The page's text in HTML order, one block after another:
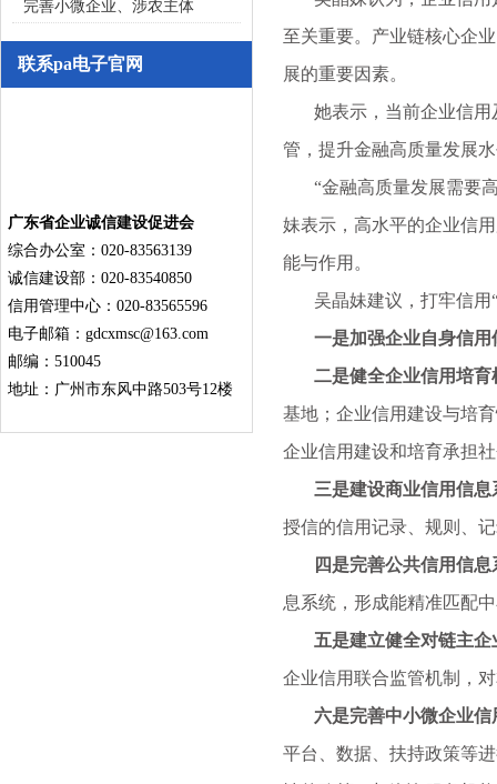
完善小微企业、涉农主体
联系pa电子官网
广东省企业诚信建设促进会
综合办公室：020-83563139
诚信建设部：020-83540850
信用管理中心：020-83565596
电子邮箱： gdcxmsc@163.com
邮编：510045
地址：广州市东风中路503号12楼
至关重要。产业链核心企
展的重要因素。
她表示，当前企业信用
管，提升金融高质量发展
“金融高质量发展需要高
妹表示，高水平的企业信
能与作用。
吴晶妹建议，打牢信用“
一是加强企业自身信用
二是健全企业信用培育
基地；企业信用建设与培
企业信用建设和培育承担
三是建设商业信用信息
授信的信用记录、规则、
四是完善公共信用信息
息系统，形成能精准匹配
五是建立健全对链主企
企业信用联合监管机制，
六是完善中小微企业信
平台、数据、扶持政策等